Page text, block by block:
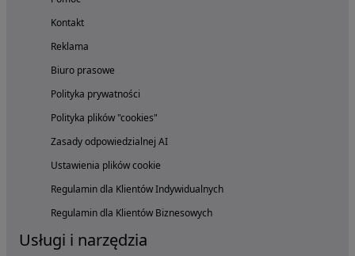
Kontakt
Reklama
Biuro prasowe
Polityka prywatności
Polityka plików "cookies"
Zasady odpowiedzialnej AI
Ustawienia plików cookie
Regulamin dla Klientów Indywidualnych
Regulamin dla Klientów Biznesowych
Usługi i narzędzia